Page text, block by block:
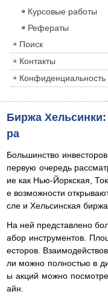
Курсовые работы
Рефераты
Поиск
Контакты
Конфиденциальность
Биржа Хельсинки:
ра
Большинство
первую очередь
ие как Нью-Йоркская,
е возможности
сле и Хельсинская биржа.
На ней представлено
абор инструментов.
есторов.
ли можно полностью в
ы акций можно
айн.